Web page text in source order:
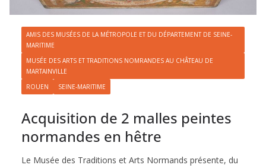
AMIS DES MUSÉES DE LA MÉTROPOLE ET DU DÉPARTEMENT DE SEINE-
MARITIME
MUSÉE DES ARTS ET TRADITIONS NOMRANDES AU CHÂTEAU DE
MARTAINVILLE
ROUEN
SEINE-MARITIME
Acquisition de 2 malles peintes
normandes en hêtre
Le Musée des Traditions et Arts Normands présente, du